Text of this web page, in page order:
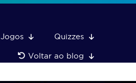
Jogos Quizzes
Voltar ao blog